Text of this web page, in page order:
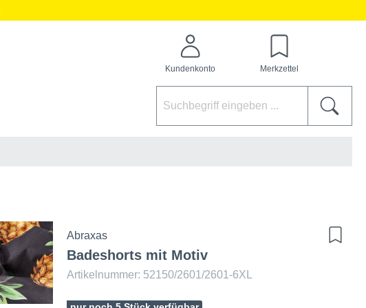
Kundenkonto Merkzettel
Abraxas
Badeshorts mit Motiv
Artikelnummer: 52150/2601/2601-6XL